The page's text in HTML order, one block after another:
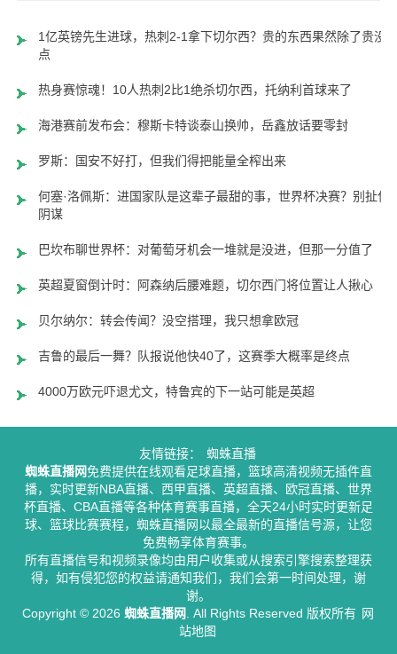
1亿英镑先生进球，热刺2-1拿下切尔西？贵的东西果然除了贵没
点
热身赛惊魂！10人热刺2比1绝杀切尔西，托纳利首球来了
海港赛前发布会：穆斯卡特谈泰山换帅，岳鑫放话要零封
罗斯：国安不好打，但我们得把能量全榨出来
何塞·洛佩斯：进国家队是这辈子最甜的事，世界杯决赛？别扯什
阴谋
巴坎布聊世界杯：对葡萄牙机会一堆就是没进，但那一分值了
英超夏窗倒计时：阿森纳后腰难题，切尔西门将位置让人揪心
贝尔纳尔：转会传闻？没空搭理，我只想拿欧冠
吉鲁的最后一舞？队报说他快40了，这赛季大概率是终点
4000万欧元吓退尤文，特鲁宾的下一站可能是英超
友情链接：
蜘蛛直播
蜘蛛直播网免费提供在线观看足球直播，篮球高清视频无插件直
播，实时更新NBA直播、西甲直播、英超直播、欧冠直播、世界
杯直播、CBA直播等各种体育赛事直播，全天24小时实时更新足
球、篮球比赛赛程，蜘蛛直播网以最全最新的直播信号源，让您
免费畅享体育赛事。
所有直播信号和视频录像均由用户收集或从搜索引擎搜索整理获
得，如有侵犯您的权益请通知我们，我们会第一时间处理，谢
谢。
Copyright © 2026 蜘蛛直播网 . All Rights Reserved 版权所有 网
站地图